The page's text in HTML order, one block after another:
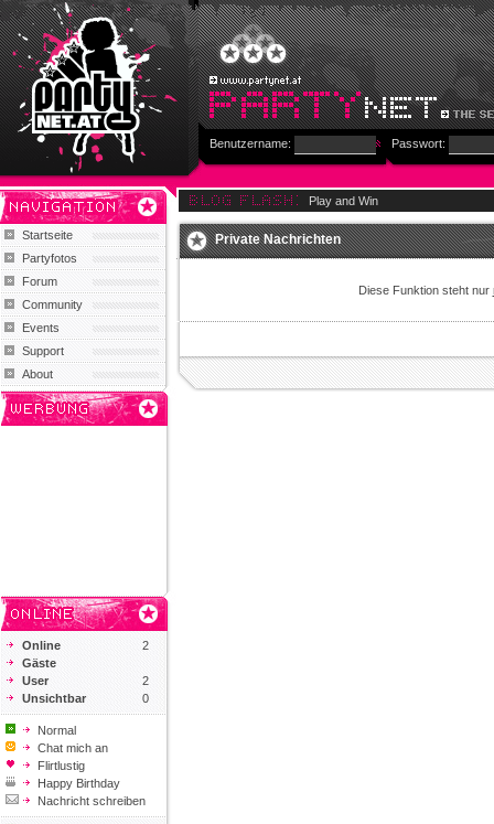
Benutzername: Passwort:
Startseite
Partyfotos
Forum
Community
Events
Support
About
Online
2
Gäste
User
2
Unsichtbar
0
Normal
Chat mich an
Flirtlustig
Happy Birthday
Nachricht schreiben
Play and Win
Private Nachrichten
Diese Funktion steht nur